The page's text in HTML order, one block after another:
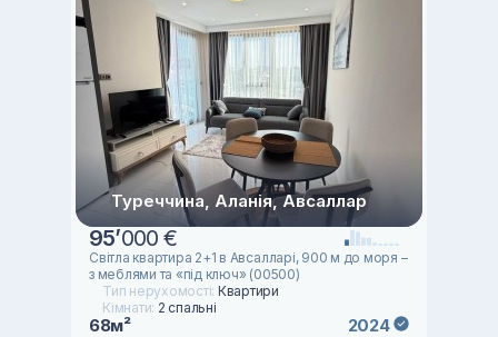
Туреччина, Аланія, Авсаллар
95’000 €
Світла квартира 2+1 в Авсалларі, 900 м до моря –
з меблями та «під ключ» (00500)
Тип нерухомості: Квартири
Кімнати: 2 спальні
68м² 2024